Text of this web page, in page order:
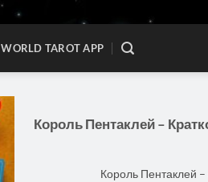
WORLD TAROT APP
Король Пентаклей –
Король Пентаклей